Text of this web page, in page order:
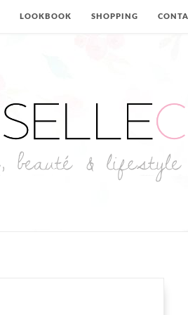
LOOKBOOK SHOPPING